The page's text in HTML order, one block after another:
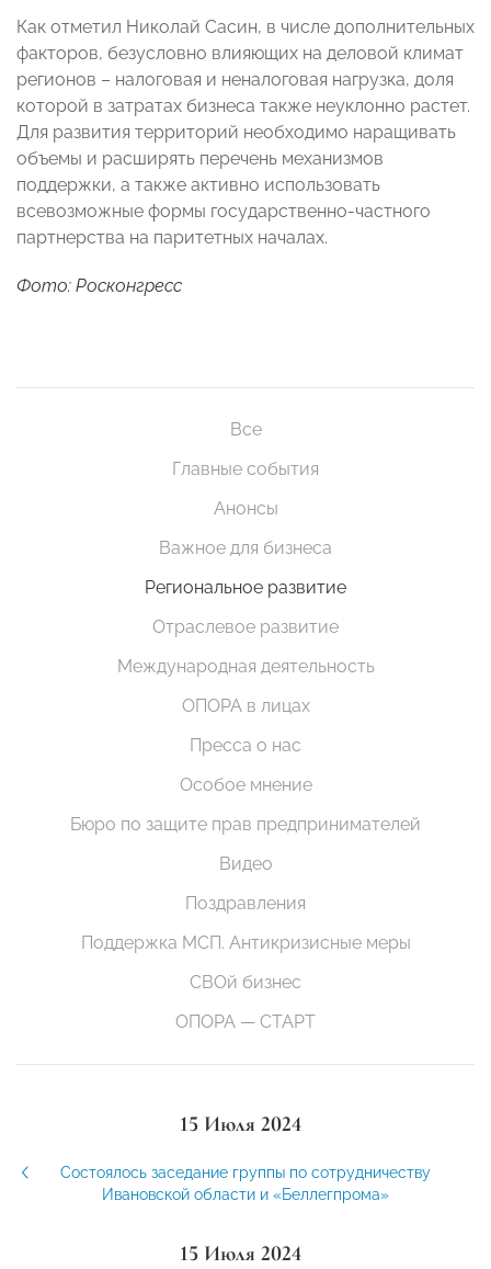
Как отметил Николай Сасин, в числе дополнительных
факторов, безусловно влияющих на деловой климат
регионов – налоговая и неналоговая нагрузка, доля
которой в затратах бизнеса также неуклонно растет.
Для развития территорий необходимо наращивать
объемы и расширять перечень механизмов
поддержки, а также активно использовать
всевозможные формы государственно-частного
партнерства на паритетных началах.
Фото: Росконгресс
Все
Главные события
Анонсы
Важное для бизнеса
Региональное развитие
Отраслевое развитие
Международная деятельность
ОПОРА в лицах
Пресса о нас
Особое мнение
Бюро по защите прав предпринимателей
Видео
Поздравления
Поддержка МСП. Антикризисные меры
СВОй бизнес
ОПОРА — СТАРТ
15 Июля 2024
Состоялось заседание группы по сотрудничеству
Ивановской области и «Беллегпрома»
15 Июля 2024